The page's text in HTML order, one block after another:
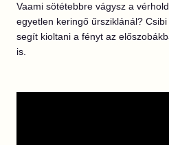
Vaami sötétebbre vágysz a
egyetlen keringő űrsziklánál?
segít kioltani a fényt az
is.